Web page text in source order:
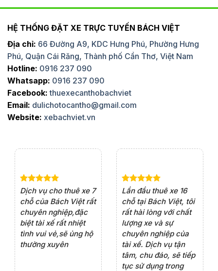
HỆ THỐNG ĐẶT XE TRỰC TUYẾN BÁCH VIỆT
Địa chỉ: 66 Đường A9, KDC Hưng Phú, Phường Hưng
Phú, Quận Cái Răng, Thành phố Cần Thơ, Việt Nam
Hotline: 0916 237 090
Whatsapp: 0916 237 090
Facebook: thuexecanthobachviet
Email: dulichotocantho@gmail.com
Website: xebachviet.vn
Dịch vụ cho thuê xe 7
chỗ của Bách Việt rất
chuyên nghiệp,đặc
biệt tài xế rất nhiệt
tình vui vẻ,sẽ ủng hộ
thường xuyên
Lần đầu thuê xe 16
chỗ tại Bách Việt, tôi
rất hài lòng với chất
lượng xe và sự
chuyên nghiệp của
tài xế. Dịch vụ tận
tâm, chu đáo, sẽ tiếp
tục sử dụng trong